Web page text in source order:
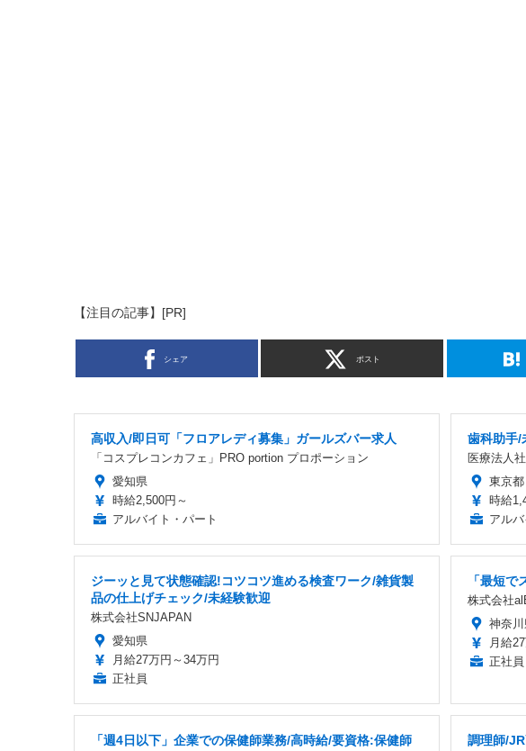
【注目の記事】[PR]
シェア ポスト
高収入/即日可「フロアレディ募集」ガールズバー求人
「コスプレコンカフェ」PRO portion プロポーション
愛知県
時給2,500円～
アルバイト・パート
歯科助手/
医療法人
東京都
時給
アル
ジーッと見て状態確認!コツコツ進める検査ワーク/雑貨製
品の仕上げチェック/未経験歓迎
株式会社SNJAPAN
愛知県
月給27万円～34万円
正社員
「最短
株式会社
神奈川
月給
正社員
「週4日以下」企業での保健師業務/高時給/要資格:保健師 調理師/